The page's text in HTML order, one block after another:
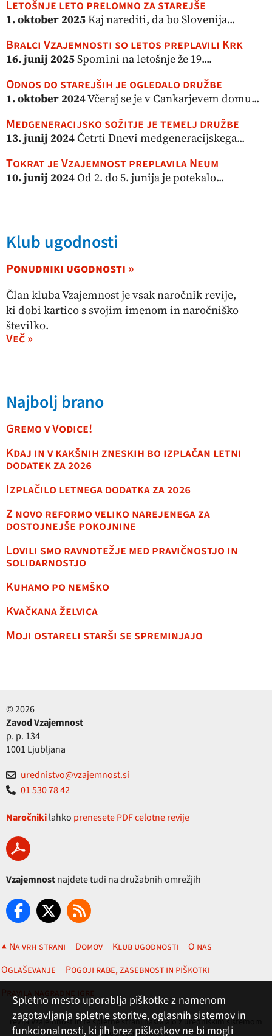
Letošnje leto prelomno za starejše
1. oktober 2025Kaj narediti, da bo Slovenija...
Bralci Vzajemnosti so letos preplavili Krk
16. junij 2025Spomini na letošnje že 19....
Odnos do starejših je ogledalo družbe
1. oktober 2024Včeraj se je v Cankarjevem domu...
Medgeneracijsko sožitje je temelj družbe
13. junij 2024Četrti Dnevi medgeneracijskega...
Tokrat je Vzajemnost preplavila Neum
10. junij 2024Od 2. do 5. junija je potekalo...
Klub ugodnosti
Ponudniki ugodnosti »
Član kluba Vzajemnost je vsak naročnik revije,
ki dobi kartico s svojim imenom in naročniško
številko.
Več »
Najbolj brano
Gremo v Vodice!
Kdaj in v kakšnih zneskih bo izplačan letni
dodatek za 2026
Izplačilo letnega dodatka za 2026
Z novo reformo veliko narejenega za
dostojnejše pokojnine
Lovili smo ravnotežje med pravičnostjo in
solidarnostjo
Kuhamo po nemško
Kvačkana želvica
Moji ostareli starši se spreminjajo
© 2026
Zavod Vzajemnost
p. p. 134
1001 Ljubljana
urednistvo@vzajemnost.si
01 530 78 42
Naročnikilahko prenesete PDF celotne revije
Vzajemnostnajdete tudi na družabnih omrežjih
▲ Na vrh strani Domov Klub ugodnosti
O nas
Oglaševanje
Pogoji rabe, zasebnost in piškotki
Pravila nagradne igre
revija Vzajemnost in te spletne strani nastajajo z uredniškim sistemom
podjetja (T)media
Spletno mesto uporablja piškotke z namenom
zagotavljanja spletne storitve, oglasnih sistemov in
funkcionalnosti, ki jih brez piškotkov ne bi mogli